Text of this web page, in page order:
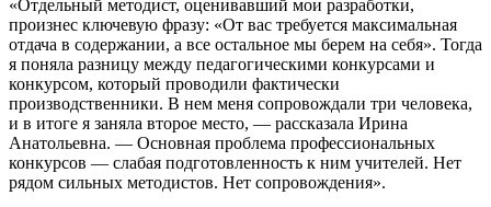
«Отдельный методист, оценивавший мои разработки,
произнес ключевую фразу: «От вас требуется максимальная
отдача в содержании, а все остальное мы берем на себя». Тогда
я поняла разницу между педагогическими конкурсами и
конкурсом, который проводили фактически
производственники. В нем меня сопровождали три человека,
и в итоге я заняла второе место, — рассказала Ирина
Анатольевна. — Основная проблема профессиональных
конкурсов — слабая подготовленность к ним учителей. Нет
рядом сильных методистов. Нет сопровождения».